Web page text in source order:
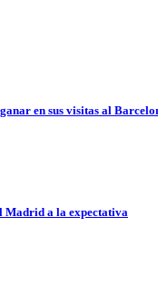
en sus visitas al
Madrid a la expectativa